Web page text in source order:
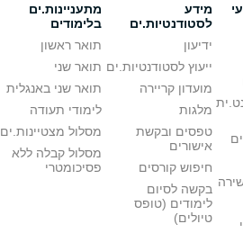
מידע
לסטודנטיות.ים
ידיעון
ייעוץ לסטודנטיות.ים
מועדון קריירה
מלגות
טפסים ובקשת
אישורים
חיפוש קורסים
בקשה לסיום
לימודים (טופס
טיולים)
מתעניינות.ים
בלימודים
תואר ראשון
תואר שני
תואר שני באנגלית
לימודי תעודה
מסלול מצטיינות.ים
מסלול קבלה ללא
פסיכומטרי